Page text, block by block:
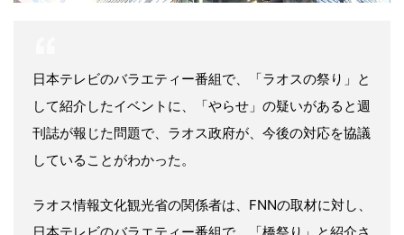
日本テレビのバラエティー番組で、「ラオスの祭り」と
して紹介したイベントに、「やらせ」の疑いがあると週
刊誌が報じた問題で、ラオス政府が、今後の対応を協議
していることがわかった。
ラオス情報文化観光省の関係者は、FNNの取材に対し、